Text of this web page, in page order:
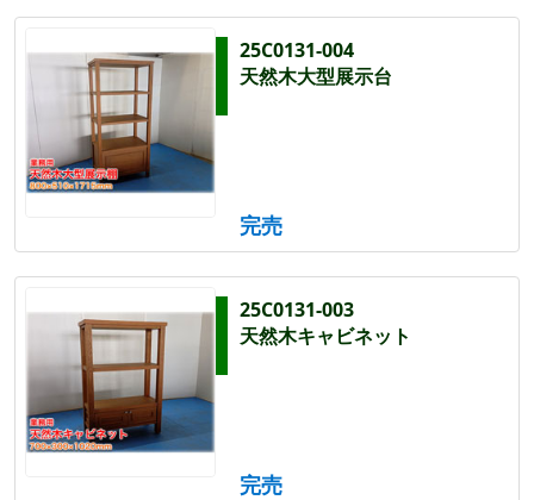
25C0131-004
天然木大型展示台
完売
25C0131-003
天然木キャビネット
完売